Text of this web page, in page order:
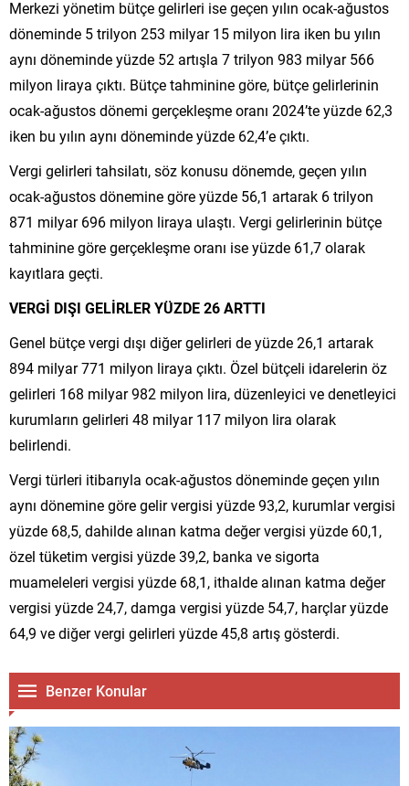
Merkezi yönetim bütçe gelirleri ise geçen yılın ocak-ağustos
döneminde 5 trilyon 253 milyar 15 milyon lira iken bu yılın
aynı döneminde yüzde 52 artışla 7 trilyon 983 milyar 566
milyon liraya çıktı. Bütçe tahminine göre, bütçe gelirlerinin
ocak-ağustos dönemi gerçekleşme oranı 2024’te yüzde 62,3
iken bu yılın aynı döneminde yüzde 62,4’e çıktı.
Vergi gelirleri tahsilatı, söz konusu dönemde, geçen yılın
ocak-ağustos dönemine göre yüzde 56,1 artarak 6 trilyon
871 milyar 696 milyon liraya ulaştı. Vergi gelirlerinin bütçe
tahminine göre gerçekleşme oranı ise yüzde 61,7 olarak
kayıtlara geçti.
VERGİ DIŞI GELİRLER YÜZDE 26 ARTTI
Genel bütçe vergi dışı diğer gelirleri de yüzde 26,1 artarak
894 milyar 771 milyon liraya çıktı. Özel bütçeli idarelerin öz
gelirleri 168 milyar 982 milyon lira, düzenleyici ve denetleyici
kurumların gelirleri 48 milyar 117 milyon lira olarak
belirlendi.
Vergi türleri itibarıyla ocak-ağustos döneminde geçen yılın
aynı dönemine göre gelir vergisi yüzde 93,2, kurumlar vergisi
yüzde 68,5, dahilde alınan katma değer vergisi yüzde 60,1,
özel tüketim vergisi yüzde 39,2, banka ve sigorta
muameleleri vergisi yüzde 68,1, ithalde alınan katma değer
vergisi yüzde 24,7, damga vergisi yüzde 54,7, harçlar yüzde
64,9 ve diğer vergi gelirleri yüzde 45,8 artış gösterdi.
Benzer Konular